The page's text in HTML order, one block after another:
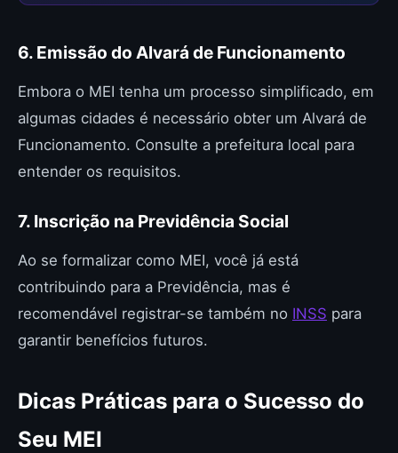
6. Emissão do Alvará de Funcionamento
Embora o MEI tenha um processo simplificado, em
algumas cidades é necessário obter um Alvará de
Funcionamento. Consulte a prefeitura local para
entender os requisitos.
7. Inscrição na Previdência Social
Ao se formalizar como MEI, você já está
contribuindo para a Previdência, mas é
recomendável registrar-se também no INSS para
garantir benefícios futuros.
Dicas Práticas para o Sucesso do
Seu MEI